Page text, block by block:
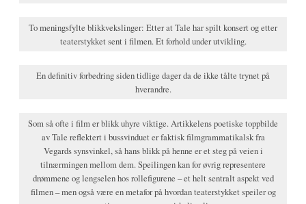
To meningsfylte blikkvekslinger: Etter at Tale har spilt konsert og etter
teaterstykket sent i filmen. Et forhold under utvikling.
En definitiv forbedring siden tidlige dager da de ikke tålte trynet på
hverandre.
Som så ofte i film er blikk uhyre viktige. Artikkelens poetiske toppbilde
av Tale reflektert i bussvinduet er faktisk filmgrammatikalsk fra
Vegards synsvinkel, så hans blikk på henne er et steg på veien i
tilnærmingen mellom dem. Speilingen kan for øvrig representere
drømmene og lengselen hos rollefigurene – et helt sentralt aspekt ved
filmen – men også være en metafor på hvordan teaterstykket speiler og